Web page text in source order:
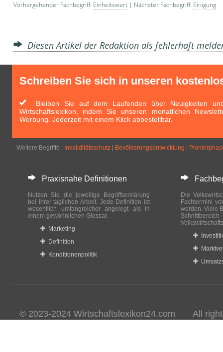
Vorhergehender Fachbegriff: Einheitswert | Nächster Fachbegriff: Einigung
Diesen Artikel der Redaktion als fehlerhaft
Schreiben Sie sich in unseren
Bleiben Sie auf dem Laufenden über Neuigkeiten
Wirtschaftslexikon, indem Sie unseren monatlichen
Werbung. Jederzeit mit einem Klick abbestellbar.
Weitere Begriffe : Invaliditätsschutz Bevölkerungsentwicklung
Praxisnahe Definitionen
Nutzen Sie die jeweilige Begriffserklärung
bei Ihrer täglichen Arbeit. Jede Definition ist
wesentlich umfangreicher angelegt als in
einem gewöhnlichen Glossar.
Marketing
Definition
Konditionenpolitik
Die
Fachtermini
werden. Viele
© 2023-2024 Wirtschaftslexikon24.com All